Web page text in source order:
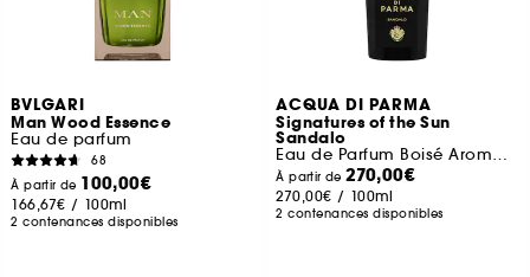
BVLGARI
Man Wood Essence
Eau de parfum
68
À partir de 100,00€
166,67€ / 100ml
2 contenances disponibles
ACQUA DI PARMA
Signatures of the Sun
Sandalo
Eau de Parfum Boisé Aromatique
À partir de270,00€
270,00€ / 100ml
2 contenances disponibles